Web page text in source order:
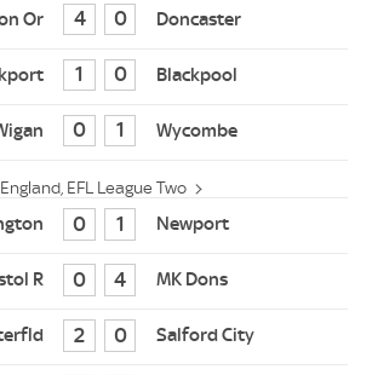
4 0
1 0
0 1
England, EFL League Two
0 1
0 4
2 0